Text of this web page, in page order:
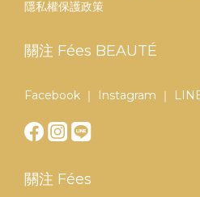
隱私權保護政策
關注 Fées BEAUTÉ
Facebook ｜ Instagram ｜
關注 Fées